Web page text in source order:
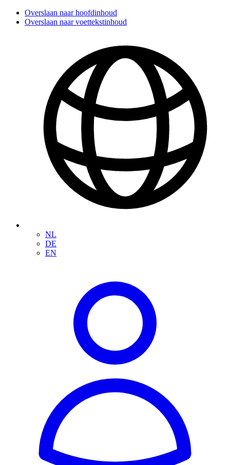
Overslaan naar hoofdinhoud
Overslaan naar voettekstinhoud
NL
DE
EN